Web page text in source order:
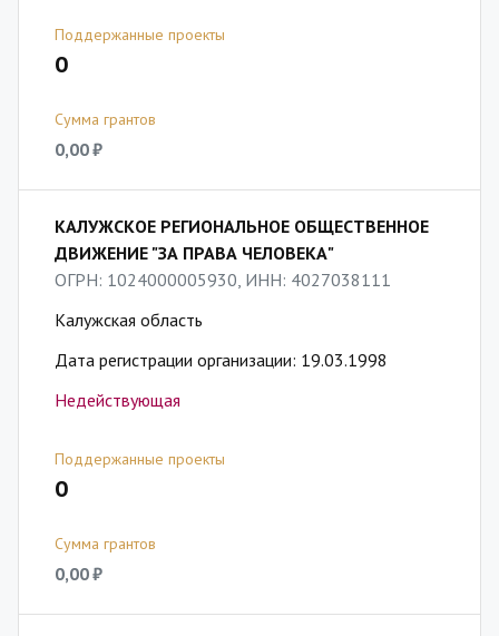
Поддержанные проекты
0
Сумма грантов
0,00 ₽
КАЛУЖСКОЕ РЕГИОНАЛЬНОЕ ОБЩЕСТВЕННОЕ
ДВИЖЕНИЕ "ЗА ПРАВА ЧЕЛОВЕКА"
ОГРН: 1024000005930, ИНН: 4027038111
Калужская область
Дата регистрации организации: 19.03.1998
Недействующая
Поддержанные проекты
0
Сумма грантов
0,00 ₽